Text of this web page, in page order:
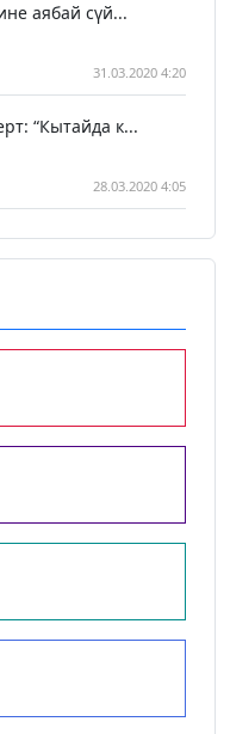
аябай сүй...
31.03.2020 4:20
“Кытайда к...
28.03.2020 4:05